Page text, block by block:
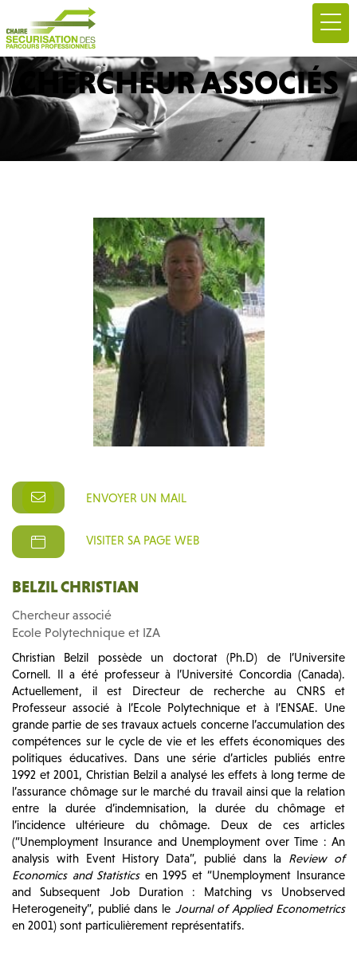
CHERCHEUR ASSOCIÉS
ENVOYER UN MAIL
VISITER SA PAGE WEB
BELZIL CHRISTIAN
Chercheur associé
Ecole Polytechnique et IZA
Christian Belzil possède un doctorat (Ph.D) de l’Universite
Cornell. Il a été professeur à l’Université Concordia (Canada).
Actuellement, il est Directeur de recherche au CNRS et
Professeur associé à l’Ecole Polytechnique et à l’ENSAE. Une
grande partie de ses travaux actuels concerne l’accumulation des
compétences sur le cycle de vie et les effets économiques des
politiques éducatives. Dans une série d’articles publiés entre
1992 et 2001, Christian Belzil a analysé les effets à long terme de
l’assurance chômage sur le marché du travail ainsi que la relation
entre la durée d’indemnisation, la durée du chômage et
l’incidence ultérieure du chômage. Deux de ces articles
(“Unemployment Insurance and Unemployment over Time : An
analysis with Event History Data”, publié dans la Review of
Economics and Statisticsen 1995 et “Unemployment Insurance
and Subsequent Job Duration : Matching vs Unobserved
Heterogeneity”, publié dans le Journal of Applied Econometrics
en 2001) sont particulièrement représentatifs.